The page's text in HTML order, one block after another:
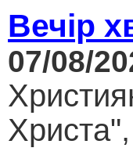
Вечір
07/08/